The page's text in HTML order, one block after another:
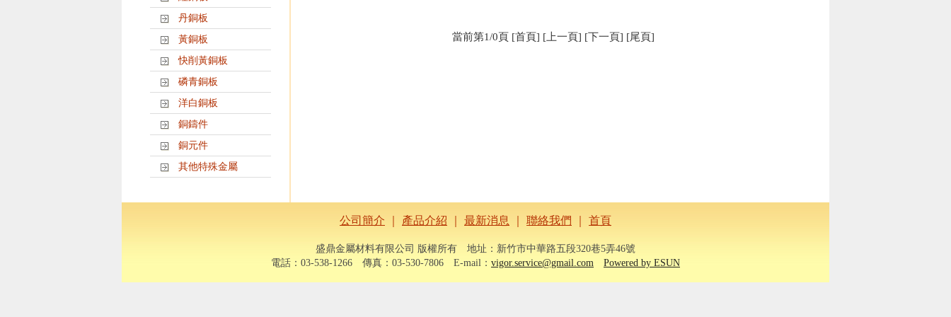
丹銅板
黃銅板
快削黃銅板
磷青銅板
洋白銅板
銅鑄件
銅元件
其他特殊金屬
當前第1/0頁 [首頁] [上一頁] [下一頁] [尾頁]
公司簡介 產品介紹 最新消息 聯絡我們 首頁
盛鼎金屬材料有限公司 版權所有 地址：新竹市中華路五段320巷5弄46號
電話：03-538-1266 傳真：03-530-7806 E-mail： vigor.service@gmail.com Powered by ESUN